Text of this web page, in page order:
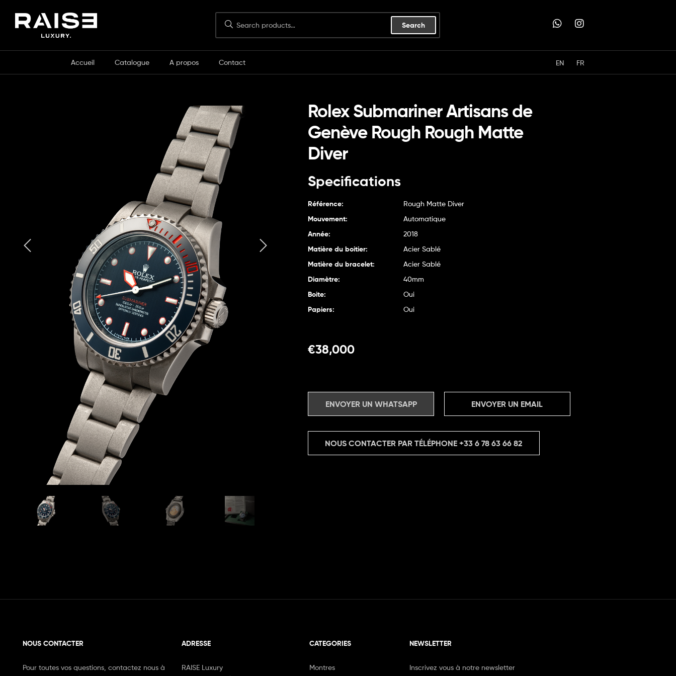
Search
Accueil Catalogue A propos Contact EN FR
Rolex Submariner Artisans de
Genève Rough Rough Matte
Diver
Specifications
Référence: Rough Matte Diver
Mouvement: Automatique
Année: 2018
Matière du boitier: Acier Sablé
Matière du bracelet: Acier Sablé
Diamètre: 40mm
Boite: Oui
Papiers: Oui
€38,000
ENVOYER UN WHATSAPP ENVOYER UN EMAIL
NOUS CONTACTER PAR TÉLÉPHONE+33 6 78 63 66 82
NOUS CONTACTER
Pour toutes vos questions, contactez nous à
ADRESSE
RAISE Luxury
CATEGORIES
Montres
NEWSLETTER
Inscrivez vous à notre newsletter